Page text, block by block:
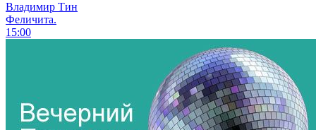
Владимир Тин
Феличита.
15:00